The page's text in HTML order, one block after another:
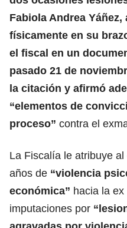
Fabiola Andrea
físicamente en su
el fiscal en un
pasado 21 de
la citación y afirmó
“elementos de
proceso” contra el
La Fiscalía le atribuye
años de “violencia
económica” hacia la
imputaciones por